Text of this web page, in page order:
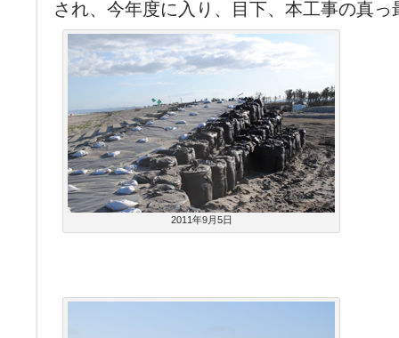
され、今年度に入り、目下、本工事の真っ
2011年9月5日